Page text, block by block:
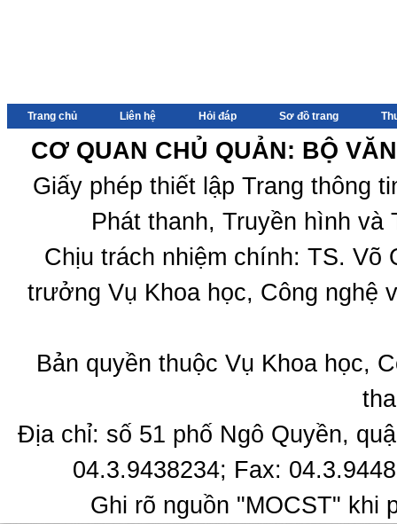
Trang chủ Liên hệ Hỏi đáp Sơ đồ trang
CƠ QUAN CHỦ QUẢN: BỘ
Giấy phép thiết lập Trang thông
Phát thanh, Truyền hình
Chịu trách nhiệm chính: TS.
trưởng Vụ Khoa học, Công nghệ
Bản quyền thuộc Vụ Khoa học,
Địa chỉ: số 51 phố Ngô Quyền,
04.3.9438234; Fax:
Ghi rõ nguồn "MOCST" khi